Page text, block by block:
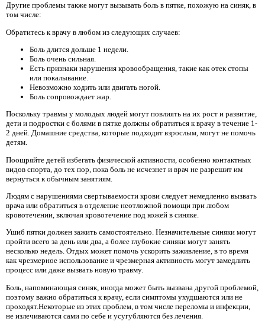
Другие проблемы также могут вызывать боль в пятке, похожую на синяк, в
том числе:
Обратитесь к врачу в любом из следующих случаев:
Боль длится дольше 1 недели.
Боль очень сильная.
Есть признаки нарушения кровообращения, такие как отек стопы
или покалывание.
Невозможно ходить или двигать ногой.
Боль сопровождает жар.
Поскольку травмы у молодых людей могут повлиять на их рост и развитие,
дети и подростки с болями в пятке должны обратиться к врачу в течение 1-
2 дней. Домашние средства, которые подходят взрослым, могут не помочь
детям.
Поощряйте детей избегать физической активности, особенно контактных
видов спорта, до тех пор, пока боль не исчезнет и врач не разрешит им
вернуться к обычным занятиям.
Людям с нарушениями свертываемости крови следует немедленно вызвать
врача или обратиться в отделение неотложной помощи при любом
кровотечении, включая кровотечение под кожей в синяке.
Ушиб пятки должен зажить самостоятельно. Незначительные синяки могут
пройти всего за день или два, а более глубокие синяки могут занять
несколько недель. Отдых может помочь ускорить заживление, в то время
как чрезмерное использование и чрезмерная активность могут замедлить
процесс или даже вызвать новую травму.
Боль, напоминающая синяк, иногда может быть вызвана другой проблемой,
поэтому важно обратиться к врачу, если симптомы ухудшаются или не
проходят.Некоторые из этих проблем, в том числе переломы и инфекции,
не излечиваются сами по себе и усугубляются без лечения.